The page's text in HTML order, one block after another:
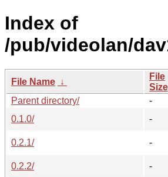
Index of
/pub/videolan/
File Name ↓
File
Size
Parent directory/
-
0.1.0/
-
0.2.1/
-
0.2.2/
-